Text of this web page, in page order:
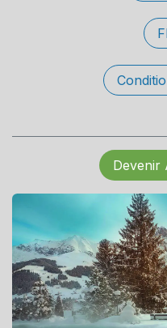
Devenir